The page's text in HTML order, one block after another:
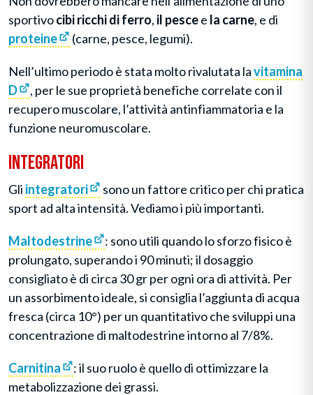
sportivocibi ricchi di ferro, il pescee la carne, e di
proteine
(carne, pesce, legumi).
Nell’ultimo periodo è stata molto rivalutata lavitamina
D
, per le sue proprietà benefiche correlate con il
recupero muscolare, l’attività antinfiammatoria e la
funzione neuromuscolare.
Integratori
Gli integratori
sono un fattore critico per chi pratica
sport ad alta intensità. Vediamo i più importanti.
Maltodestrine
: sono utili quando lo sforzo fisico è
prolungato, superando i 90 minuti; il dosaggio
consigliato è di circa 30 gr per ogni ora di attività. Per
un assorbimento ideale, si consiglia l’aggiunta di acqua
fresca (circa 10°) per un quantitativo che sviluppi una
concentrazione di maltodestrine intorno al 7/8%.
Carnitina
: il suo ruolo è quello di ottimizzare la
metabolizzazione dei grassi.